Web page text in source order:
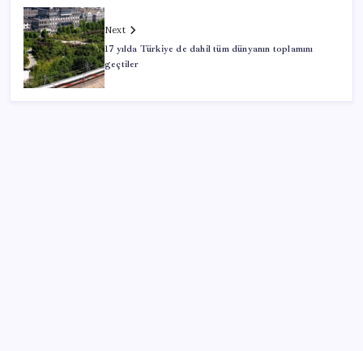
Next
17 yılda Türkiye de dahil tüm dünyanın toplamını
geçtiler